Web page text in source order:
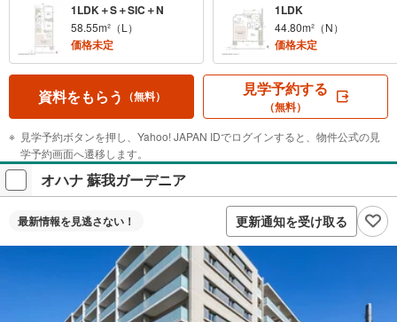
1LDK＋S＋SIC＋N
58.55m²（L）
価格未定
1LDK
44.80m²（N）
価格未定
資料をもらう （無料） 見学予約する
（無料）
見学予約ボタンを押し、Yahoo! JAPAN IDでログインすると、物件公式の見
学予約画面へ遷移します。
オハナ 蘇我ガーデニア
最新情報を見逃さない！ 更新通知を受け取る